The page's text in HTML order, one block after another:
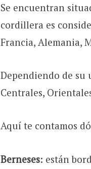
Se encuentran
cordillera es
Francia, Alemania,
Dependiendo de su
Centrales,
Aquí te contamos
Berneses: están